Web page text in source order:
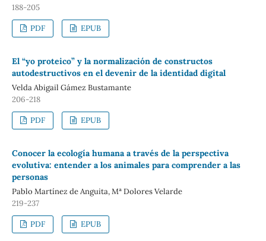
188-205
PDF EPUB
El “yo proteico” y la normalización de constructos
autodestructivos en el devenir de la identidad digital
Velda Abigail Gámez Bustamante
206-218
PDF EPUB
Conocer la ecología humana a través de la perspectiva
evolutiva: entender a los animales para comprender a las
personas
Pablo Martínez de Anguita, Mª Dolores Velarde
219-237
PDF EPUB